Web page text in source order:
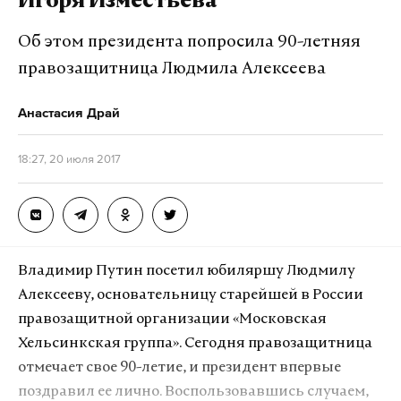
расплачивались биткойнами и другой
криптовалютой. Hansa был третьим по размеру
рынком сбыта запрещенных товаров.
Европол уже несколько лет вел расследование о
криминальных рынках в Сети. По итогам
следствия задержали двух администраторов
Hansa в Германии, а также заблокировали
серверы нелегального рынка в Нидерландах,
Германии и Литве. 20 июля сайт заблокировали.
Сотрудники ФБР, Управление по борьбе с
наркотиками Министерства юстиции США при
поддержке властей Канады и Таиланда в ходе
операции 5 июля арестовали администратора
AlphaBay, 26-летнего гражданина Канады
Александра Казеса. Были конфискованы серверы
Об этом президента попросила 90-летняя
правозащитница Людмила Алексеева
Анастасия Драй
18:27, 20 июля 2017
Владимир Путин посетил юбиляршу Людмилу
Алексееву, основательницу старейшей в России
правозащитной организации «Московская
Хельсинкская группа». Сегодня правозащитница
отмечает свое 90-летие, и президент впервые
поздравил ее лично. Воспользовавшись случаем,